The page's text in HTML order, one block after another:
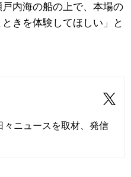
内海の船の上で、本場の
きを体験してほしい」と
々ニュースを取材、発信